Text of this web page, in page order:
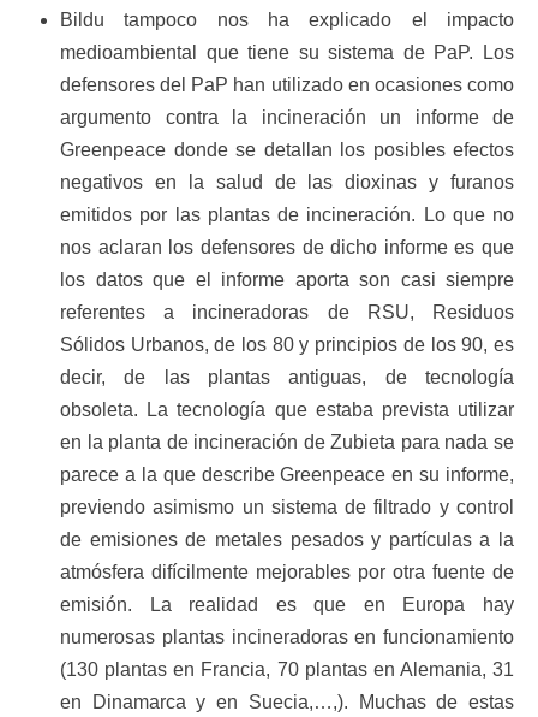
Bildu tampoco nos ha explicado el impacto
medioambiental que tiene su sistema de PaP. Los
defensores del PaP han utilizado en ocasiones como
argumento contra la incineración un informe de
Greenpeace donde se detallan los posibles efectos
negativos en la salud de las dioxinas y furanos
emitidos por las plantas de incineración. Lo que no
nos aclaran los defensores de dicho informe es que
los datos que el informe aporta son casi siempre
referentes a incineradoras de RSU, Residuos
Sólidos Urbanos, de los 80 y principios de los 90, es
decir, de las plantas antiguas, de tecnología
obsoleta. La tecnología que estaba prevista utilizar
en la planta de incineración de Zubieta para nada se
parece a la que describe Greenpeace en su informe,
previendo asimismo un sistema de filtrado y control
de emisiones de metales pesados y partículas a la
atmósfera difícilmente mejorables por otra fuente de
emisión. La realidad es que en Europa hay
numerosas plantas incineradoras en funcionamiento
(130 plantas en Francia, 70 plantas en Alemania, 31
en Dinamarca y en Suecia,…,). Muchas de estas